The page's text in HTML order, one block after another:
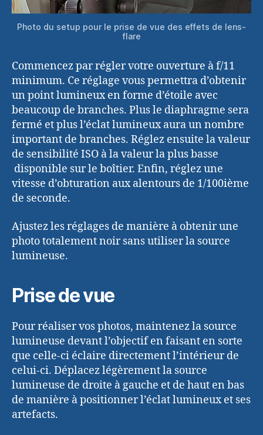
Photo du setup pour le prise de vue des effets de lens-
flare
Commencez par régler votre ouverture à f/11
minimum. Ce réglage vous permettra d’obtenir
un point lumineux en forme d’étoile avec
beaucoup de branches. Plus le diaphragme sera
fermé et plus l’éclat lumineux aura un nombre
important de branches. Réglez ensuite la valeur
de sensibilité ISO à la valeur la plus basse
disponible sur le boîtier. Enfin, réglez une
vitesse d’obturation aux alentours de 1/100ième
de seconde.
Ajustez les réglages de manière à obtenir une
photo totalement noir sans utiliser la source
lumineuse.
Prise de vue
Pour réaliser vos photos, maintenez la source
lumineuse devant l’objectif en faisant en sorte
que celle-ci éclaire directement l’intérieur de
celui-ci. Déplacez légèrement la source
lumineuse de droite à gauche et de haut en bas
de manière à positionner l’éclat lumineux et ses
artefacts.